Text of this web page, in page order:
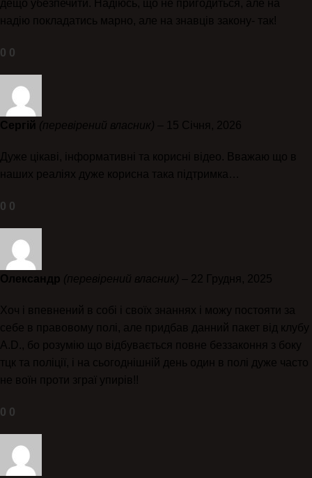
дещо убезпечити. Надіюсь, що не пригодиться, але на
надію покладатись марно, але на знавців закону- так!
0 0
Сергій (перевірений власник) – 15 Січня, 2026
Дуже цікаві, інформативні та корисні відео. Вважаю що в
наших реаліях дуже корисна така підтримка…
0 0
Олександр (перевірений власник) – 22 Грудня, 2025
Хоч і впевнений в собі і своїх знаннях і можу постояти за
себе в правовому полі, але придбав данний пакет від клубу
A.D., бо розумію що відбувається повне беззаконня з боку
тцк та поліції, і на сьогоднішній день один в полі дуже часто
не воїн проти зграї упирів!!
0 0